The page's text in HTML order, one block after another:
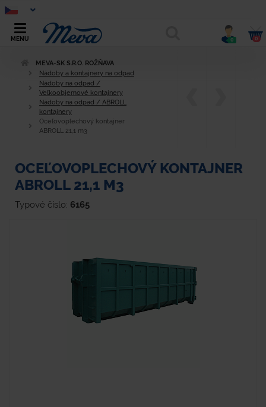
MENU 0 0
MEVA-SK S.R.O. ROŽŇAVA
Nádoby a kontajnery na odpad
Nádoby na odpad /
Veľkoobjemové kontajnery
Nádoby na odpad / ABROLL
kontajnery
Oceľovoplechový kontajner
ABROLL 21,1 m3
OCEĽOVOPLECHOVÝ KONTAJNER
ABROLL 21,1 M3
Typové číslo: 6165